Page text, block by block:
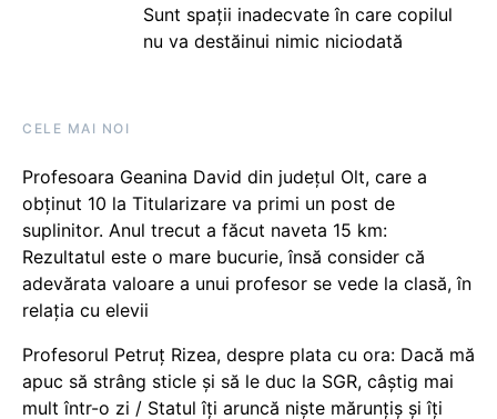
Sunt spații inadecvate în care copilul
nu va destăinui nimic niciodată
CELE MAI NOI
Profesoara Geanina David din județul Olt, care a
obținut 10 la Titularizare va primi un post de
suplinitor. Anul trecut a făcut naveta 15 km:
Rezultatul este o mare bucurie, însă consider că
adevărata valoare a unui profesor se vede la clasă, în
relația cu elevii
Profesorul Petruț Rizea, despre plata cu ora: Dacă mă
apuc să strâng sticle și să le duc la SGR, câștig mai
mult într-o zi / Statul îți aruncă niște mărunțiș și îți